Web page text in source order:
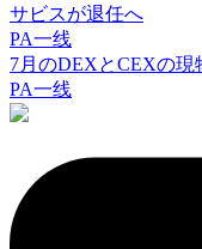
サビスが退任へ
PA一线
7月のDEXとCEXの現
PA一线